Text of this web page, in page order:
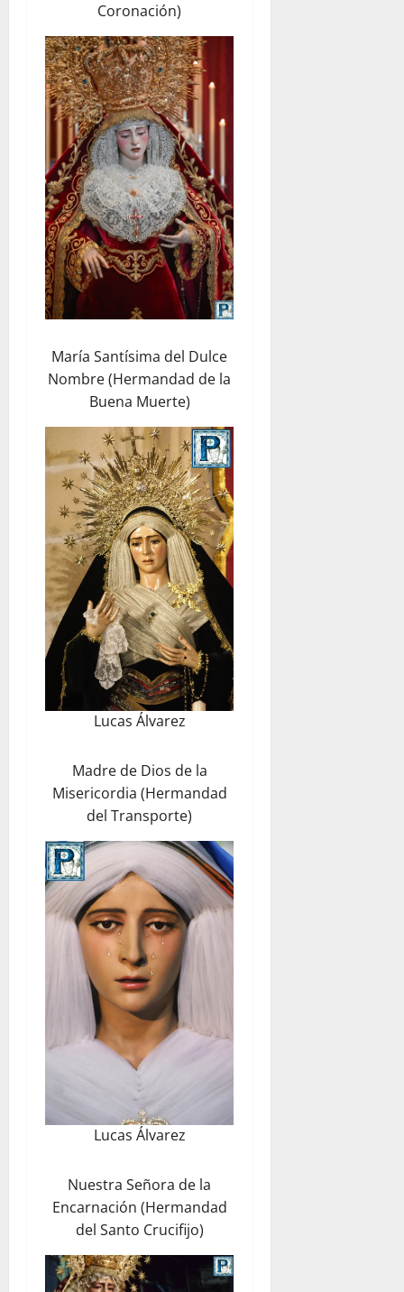
Coronación)
María Santísima del Dulce
Nombre (Hermandad de la
Buena Muerte)
Lucas Álvarez
Madre de Dios de la
Misericordia (Hermandad
del Transporte)
Lucas Álvarez
Nuestra Señora de la
Encarnación (Hermandad
del Santo Crucifijo)